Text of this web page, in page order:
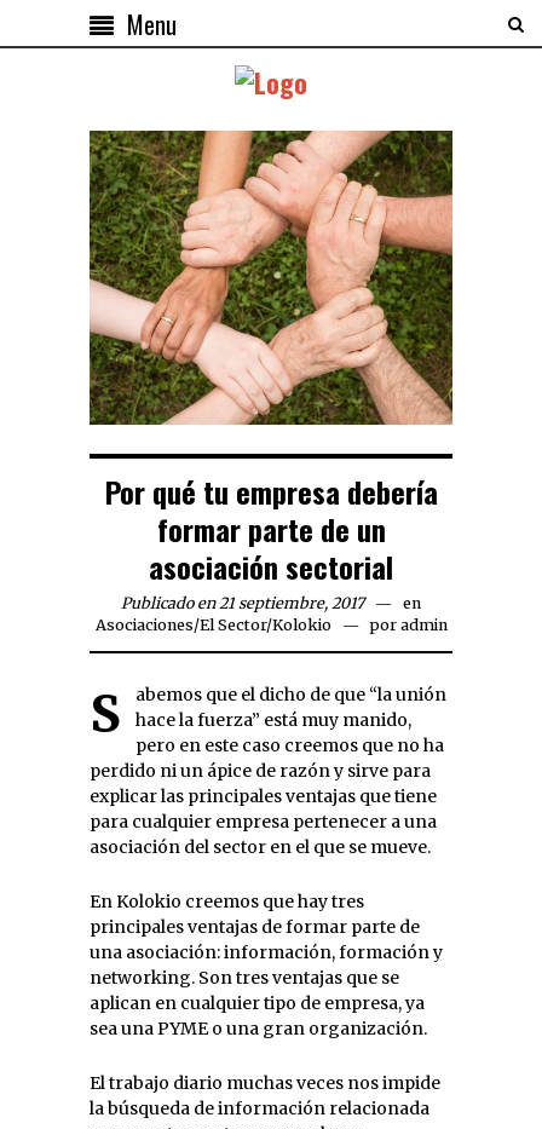
Menu
Por qué tu empresa debería
formar parte de un
asociación sectorial
Publicado en 21 septiembre, 2017
en
Asociaciones/El Sector/Kolokio por admin
Sabemos que el dicho de que “la unión
hace la fuerza” está muy manido,
pero en este caso creemos que no ha
perdido ni un ápice de razón y sirve para
explicar las principales ventajas que tiene
para cualquier empresa pertenecer a una
asociación del sector en el que se mueve.
En Kolokio creemos que hay tres
principales ventajas de formar parte de
una asociación: información, formación y
networking. Son tres ventajas que se
aplican en cualquier tipo de empresa, ya
sea una PYME o una gran organización.
El trabajo diario muchas veces nos impide
la búsqueda de información relacionada